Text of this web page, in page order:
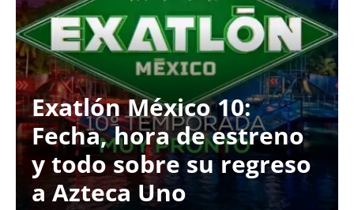
Exatlón México 10:
Fecha, hora de estreno
y todo sobre su regreso
a Azteca Uno